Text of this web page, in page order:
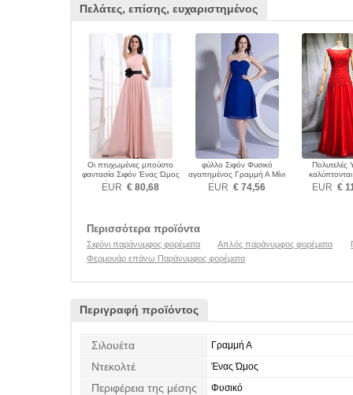
Πελάτες, επίσης, ευχαριστημένος
Οι πτυχωμένες μπούστο
φαντασία Σιφόν Ένας Ώμος
Παράνυμφος φορέματα
EUR € 80,68
φύλλο Σιφόν Φυσικό
αγαπημένος Γραμμή Α Μίνι
Παράνυμφος φορέματα
EUR € 74,56
Πολυτελές
Διακοσμητικά
Παράνυμφος
EUR €
Περισσότερα προϊόντα
Σιφόνι παράνυμφος φορέματα Απλός παράνυμφος φορέματα
Φερμουάρ επάνω Παράνυμφος φορέματα
Περιγραφή προϊόντος
Σιλουέτα Γραμμή Α
Ντεκολτέ Ένας Ώμος
Περιφέρεια της μέσης Φυσικό